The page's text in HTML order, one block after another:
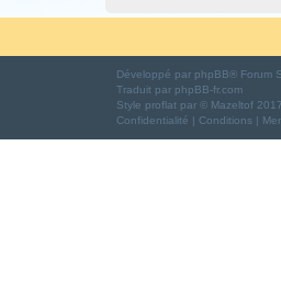
Développé par phpBB® Forum
Traduit par phpBB-fr.com
Style proflat par © Mazeltof 2017
Confidentialité | Conditions |